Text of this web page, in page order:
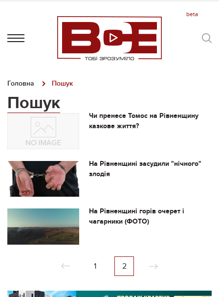
Головна Пошук
Пошук
Чи пренесе Томос на Рівненщину
казкове життя?
На Рівненщині засудили "нічного"
злодія
На Рівненщині горів очерет і
чагарники (ФОТО)
1 2